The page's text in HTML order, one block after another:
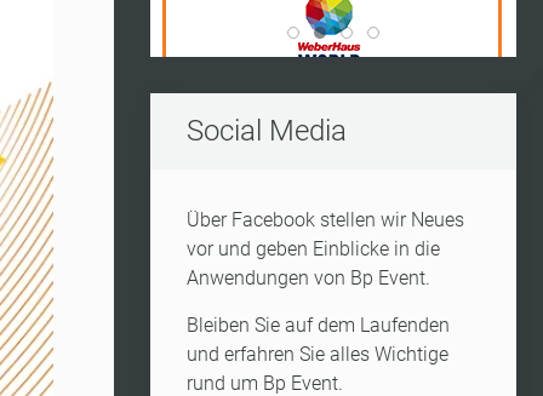
Vito Frederico Wedding
World Of Living
Kleine Insel
Kerres
Social Media
Über Facebook stellen wir Neues
vor und geben Einblicke in die
Anwendungen von Bp Event.
Bleiben Sie auf dem Laufenden
und erfahren Sie alles Wichtige
rund um Bp Event.